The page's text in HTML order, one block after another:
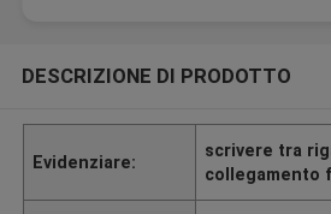
DESCRIZIONE DI PRODOTTO
Evidenziare:
scrivere tra
collegamento